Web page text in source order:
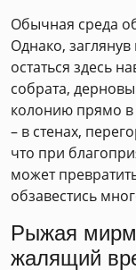
Обычная среда
Однако,
остаться здесь
собрата,
колонию прямо в
– в стенах,
что при
может
обзавестись
Рыжая
жалящий